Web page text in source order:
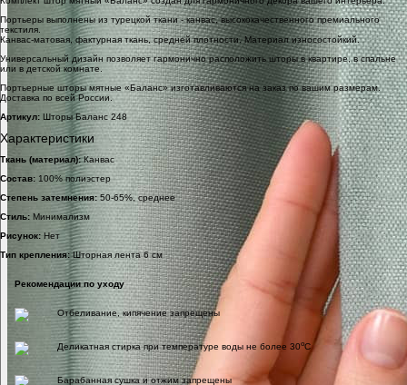
Портьеры выполнены из турецкой ткани - канвас, высококачественного премиального
текстиля.
Канвас-матовая, фактурная ткань, средней плотности. Материал износостойкий.
Универсальный дизайн позволяет гармонично расположить шторы в квартире, в спальне
или в детской комнате.
Портьерные шторы мятные «Баланс» изготавливаются на заказ по вашим размерам.
Доставка по всей России.
Артикул: Шторы Баланс 248
Характеристики
Ткань (материал):Канвас
Состав: 100% полиэстер
Степень затемнения: 50-65%, среднее
Стиль: Минимализм
Рисунок: Нет
Тип крепления:Шторная лента 6 см
Рекомендации по уходу
Отбеливание, кипячение запрещены
Деликатная стирка при температуре воды не более 30oC
Барабанная сушка и отжим запрещены